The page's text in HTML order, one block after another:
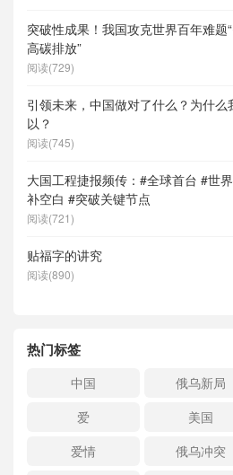
突破性成果！我国攻克世界百年难题
高碳排放”
阅读(729)
引领未来，中国做对了什么？为什么
以？
阅读(745)
大国工程捷报频传：#全球首台 #世
补空白 #突破关键节点
阅读(721)
贴福字的讲究
阅读(890)
热门标签
中国 俄乌新局
爱
美国
爱情
俄乌冲突